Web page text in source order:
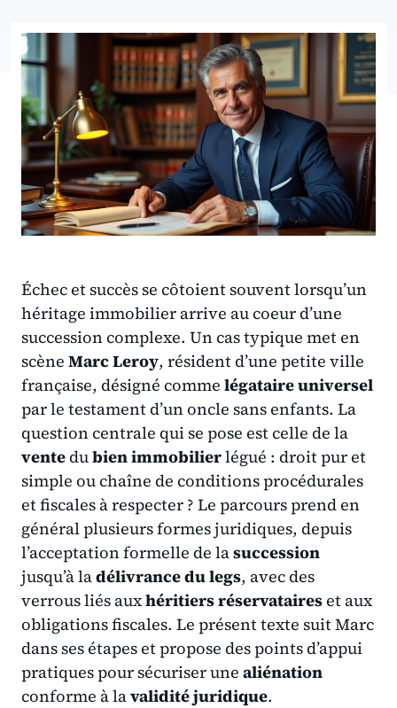
Échec et succès se côtoient souvent lorsqu’un
héritage immobilier arrive au coeur d’une
succession complexe. Un cas typique met en
scène Marc Leroy, résident d’une petite ville
française, désigné comme légataire universel
par le testament d’un oncle sans enfants. La
question centrale qui se pose est celle de la
ventedubien immobilierlégué : droit pur et
simple ou chaîne de conditions procédurales
et fiscales à respecter ? Le parcours prend en
général plusieurs formes juridiques, depuis
l’acceptation formelle de lasuccession
jusqu’à ladélivrance du legs, avec des
verrous liés auxhéritiers réservataireset aux
obligations fiscales. Le présent texte suit Marc
dans ses étapes et propose des points d’appui
pratiques pour sécuriser une aliénation
conforme à lavalidité juridique.